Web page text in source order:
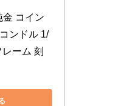
金 コイン
ンドル 1/
ーム 刻